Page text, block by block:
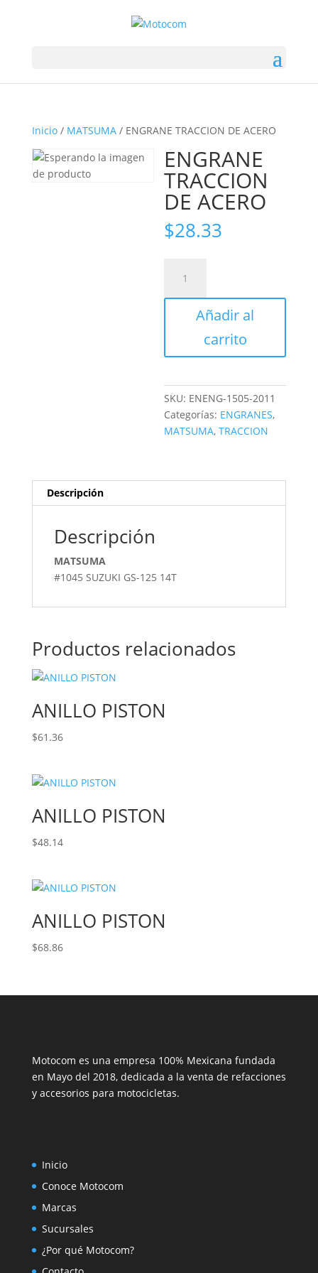
Inicio/ MATSUMA/ ENGRANE TRACCION DE ACERO
ENGRANE
TRACCION
DE ACERO
$28.33
TRACCION
DE
Añadir al
carrito
SKU: ENENG-1505-2011
Categorías: ENGRANES,
MATSUMA,TRACCION
Descripción
Descripción
MATSUMA
#1045 SUZUKI GS-125 14T
Productos relacionados
ANILLO PISTON
$61.36
ANILLO PISTON
$48.14
ANILLO PISTON
$68.86
Motocom es una empresa 100% Mexicana fundada
en Mayo del 2018, dedicada a la venta de refacciones
y accesorios para motocicletas.
Inicio
Conoce Motocom
Marcas
Sucursales
¿Por qué Motocom?